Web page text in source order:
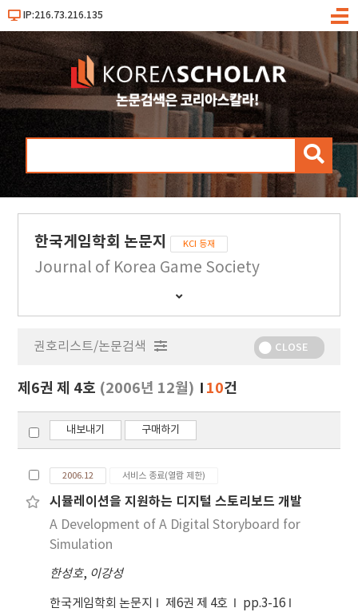
IP:216.73.216.135
메
검
한국게임학회 논문지 KCI 등재
Journal of Korea Game Society
간
행
보
기
권호리스트/논문검색 CLOSE
제6권 제 4호 (2006년 12월) 10건
내보내기 구매하기
2006.12 서비스 종료(열람 제한)
시뮬레이션을 지원하는 디지털 스토리보드 개발
A Development of A Digital Storyboard for
Simulation
한성호, 이강성
한국게임학회 논문지 제6권 제 4호
pp.3-16